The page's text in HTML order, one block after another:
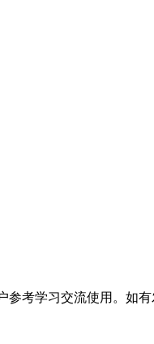
考学习交流使用。如